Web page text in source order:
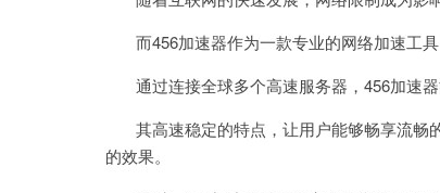
而456加速器作为一款专业的网络加速工具
通过连接全球多个高速服务器，456加速器
其高速稳定的特点，让用户能够畅享流畅
的效果。